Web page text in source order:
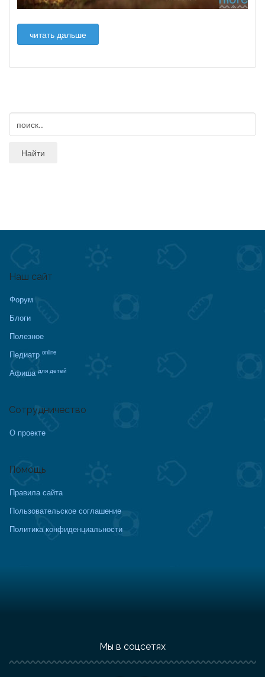
читать дальше
Наш сайт
Форум
Блоги
Полезное
Педиатр online
Афиша для детей
Сотрудничество
О проекте
Помощь
Правила сайта
Пользовательское соглашение
Политика конфиденциальности
Мы в соцсетях